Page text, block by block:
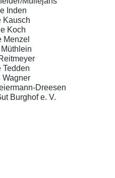
Inden
Kausch
Koch
Menzel
Tedden
Wagner
Dreesen
Burghof e. V.